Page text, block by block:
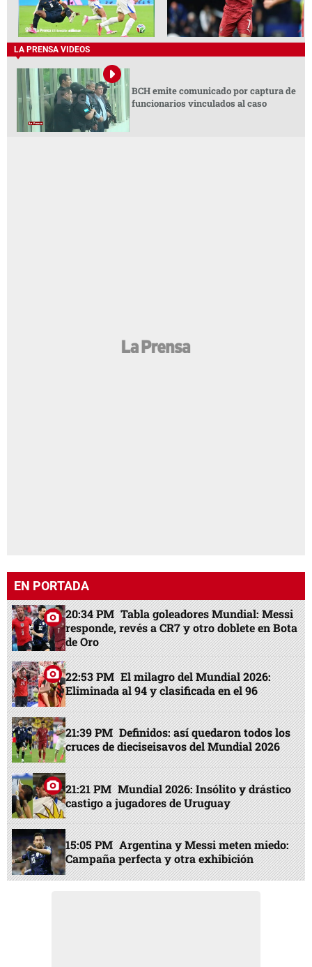
LA PRENSA VIDEOS
BCH emite comunicado por captura de
funcionarios vinculados al caso
EN PORTADA
20:34 PM Tabla goleadores Mundial: Messi
responde, revés a CR7 y otro doblete en Bota
de Oro
22:53 PM El milagro del Mundial 2026:
Eliminada al 94 y clasificada en el 96
21:39 PM Definidos: así quedaron todos los
cruces de dieciseisavos del Mundial 2026
21:21 PM Mundial 2026: Insólito y drástico
castigo a jugadores de Uruguay
15:05 PM Argentina y Messi meten miedo:
Campaña perfecta y otra exhibición